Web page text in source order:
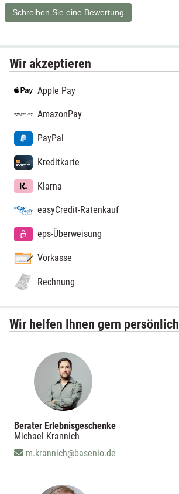
Schreiben Sie eine Bewertung
Wir akzeptieren
Apple Pay
AmazonPay
PayPal
Kreditkarte
Klarna
easyCredit-Ratenkauf
eps-Überweisung
Vorkasse
Rechnung
Wir helfen Ihnen gern persönlich
Berater Erlebnisgeschenke
Michael Krannich
m.krannich@basenio.de